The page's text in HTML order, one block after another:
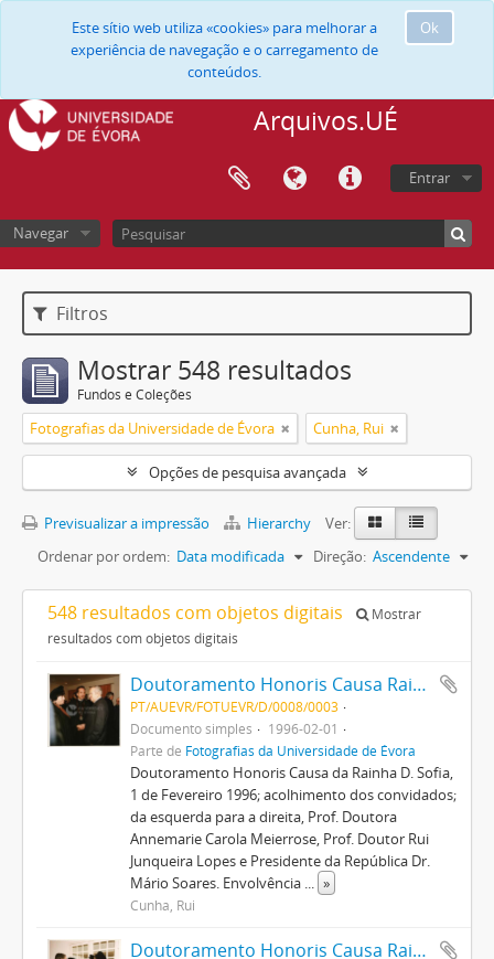
Ok
Este sítio web utiliza «cookies» para melhorar a
experiência de navegação e o carregamento de
conteúdos.
Arquivos.UÉ
Entrar
Navegar
Filtros
Mostrar 548 resultados
Fundos e Coleções
Fotografias da Universidade de Évora Cunha, Rui
Opções de pesquisa avançada
Previsualizar a impressão Hierarchy
Ver:
Ordenar por ordem: Data modificada Direção: Ascendente
548 resultados com objetos digitais
Mostrar
resultados com objetos digitais
Doutoramento Honoris Causa Rainha D. Sofia
PT/AUEVR/FOTUEVR/D/0008/0003
Documento simples
1996-02-01
Parte de Fotografias da Universidade de Évora
Doutoramento Honoris Causa da Rainha D. Sofia,
1 de Fevereiro 1996; acolhimento dos convidados;
da esquerda para a direita, Prof. Doutora
Annemarie Carola Meierrose, Prof. Doutor Rui
Junqueira Lopes e Presidente da República Dr.
Mário Soares. Envolvência ... »
Cunha, Rui
Doutoramento Honoris Causa Rainha D. Sofia